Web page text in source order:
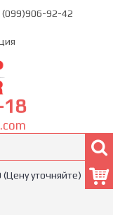
(099)906-92-42
(Цену уточняйте)